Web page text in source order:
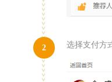
2 选择支付方